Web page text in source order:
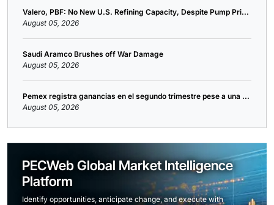
Valero, PBF: No New U.S. Refining Capacity, Despite Pump Pri...
August 05, 2026
Saudi Aramco Brushes off War Damage
August 05, 2026
Pemex registra ganancias en el segundo trimestre pese a una ...
August 05, 2026
PECWeb Global Market Intelligence
Platform
Identify opportunities, anticipate change, and execute with